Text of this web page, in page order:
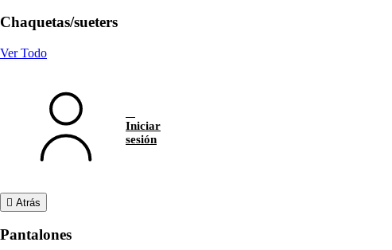
Chaquetas/sueters
Ver Todo
Iniciar
sesión
Atrás
Pantalones